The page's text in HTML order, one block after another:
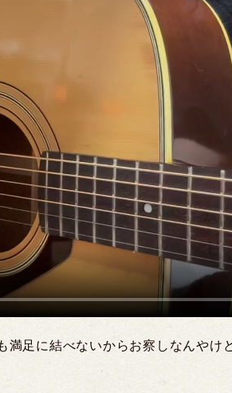
足に結べないからお察しなんやけ